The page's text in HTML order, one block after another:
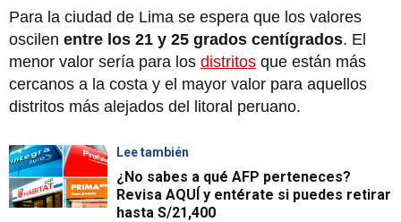
Para la ciudad de Lima se espera que los valores
oscilen entre los 21 y 25 grados centígrados. El
menor valor sería para los distritos que están más
cercanos a la costa y el mayor valor para aquellos
distritos más alejados del litoral peruano.
Lee también
¿No sabes a qué AFP perteneces?
Revisa AQUÍ y entérate si puedes retirar
hasta S/21,400